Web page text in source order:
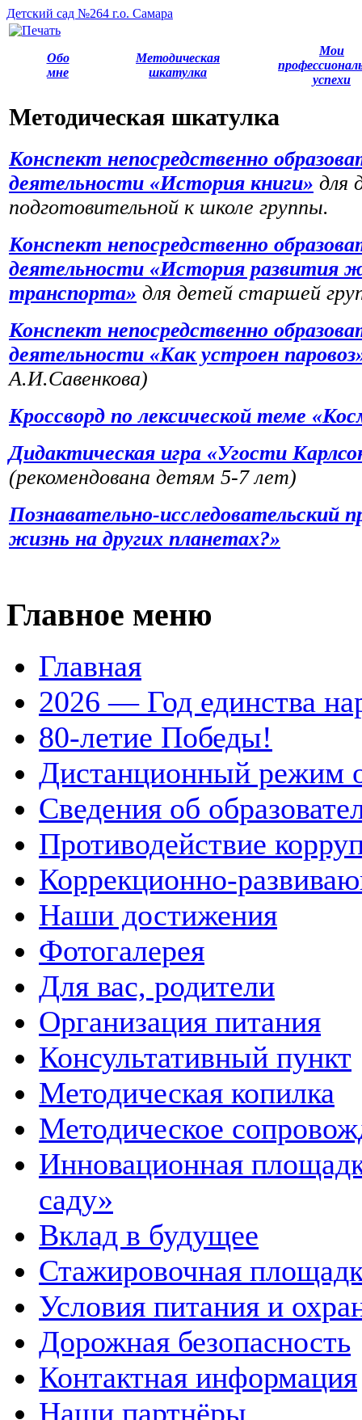
Детский сад №264 г.о. Самара
Обо
мне
Методическая
шкатулка
Мои
успехи
Методическая шкатулка
Конспект непосредственно
деятельности «История книги» для
подготовительной к школе группы.
Конспект непосредственно
деятельности «История развития
транспорта» для детей старшей
Конспект непосредственно
деятельности «Как устроен
А.И.Савенкова)
Кроссворд по лексической теме
Дидактическая игра «Угости
(рекомендована детям 5-7 лет)
Познавательно-исследовательский
жизнь на других планетах?»
Главное меню
Главная
2026 — Год единства
80-летие Победы!
Дистанционный режим
Сведения об
Противодействие
Коррекционно-
Наши достижения
Фотогалерея
Для вас, родители
Организация питания
Консультативный пункт
Методическая копилка
Методическое
Инновационная
саду»
Вклад в будущее
Стажировочная
Условия питания и
Дорожная безопасность
Контактная информация
Наши партнёры